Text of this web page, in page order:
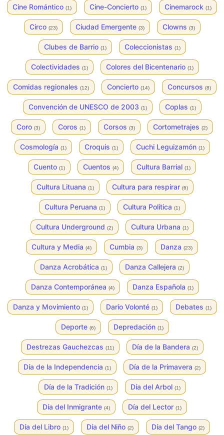
Cine Romántico (1) Cine-Concierto (1) Cinemarock (1)
Circo (23) Ciudad Emergente (3) Clowns (3)
Clubes de Barrio (1) Coleccionistas (1)
Colectividades (1) Colores del Bicentenario (1)
Comidas regionales (12) Concierto (14) Concursos (8)
Convención de UNESCO de 2003 (1) Coplas (1)
Coro (3) Coros (1) Corsos (3) Cortometrajes (2)
Cosmología (1) Croquis (1) Cuchi Leguizamón (1)
Cuento (1) Cuentos (4) Cultura Barrial (1)
Cultura Lituana (1) Cultura para respirar (6)
Cultura Peruana (1) Cultura Política (1)
Cultura Underground (2) Cultura Urbana (1)
Cultura y Media (4) Cumbia (3) Danza (23)
Danza Acrobática (1) Danza Callejera (2)
Danza Contemporánea (4) Danza Española (1)
Danza y Movimiento (1) Darío Volonté (1) Debates (1)
Deporte (6) Depredación (1)
Destrezas Gauchezcas (11) Día de la Bandera (2)
Día de la Independencia (1) Día de la Primavera (2)
Día de la Tradición (1) Día del Arbol (1)
Día del Inmigrante (4) Día del Lector (1)
Día del Libro (1) Día del Niño (2) Día del Tango (2)